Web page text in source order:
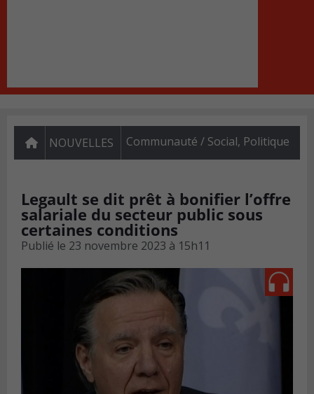
NOUVELLES Communauté / Social, Politique
Legault se dit prêt à bonifier l’offre
salariale du secteur public sous
certaines conditions
Publié le 23 novembre 2023 à 15h11